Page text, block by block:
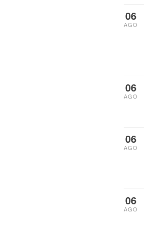
06
AGO
06
AGO
06
AGO
06
AGO